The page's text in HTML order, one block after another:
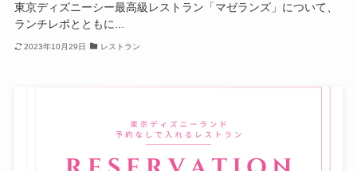
東京ディズニーシー最高級レストラン「マゼランズ」について、
ランチレポとともに...
2023年10月29日 レストラン